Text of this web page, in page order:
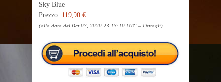
Sky Blue
Prezzo: 119,90 €
(alla data del Oct 07, 2020 23:13:10 UTC – Dettagli)